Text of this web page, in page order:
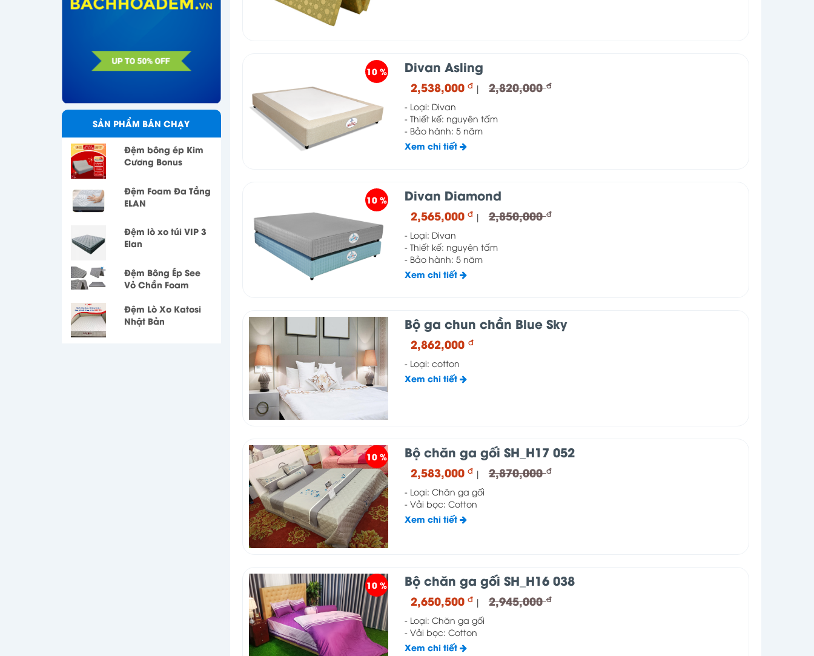
SẢN PHẨM BÁN CHẠY
Đệm bông ép Kim
Cương Bonus
Đệm Foam Đa Tầng
ELAN
Đệm lò xo túi VIP 3
Elan
Đệm Bông Ép See
Vỏ Chần Foam
Đệm Lò Xo Katosi
Nhật Bản
10 % Divan Asling
2,538,000 đ | 2,820,000đ
- Loại: Divan
- Thiết kế: nguyên tấm
- Bảo hành: 5 năm
Xem chi tiết
10 % Divan Diamond
2,565,000 đ | 2,850,000đ
- Loại: Divan
- Thiết kế: nguyên tấm
- Bảo hành: 5 năm
Xem chi tiết
Bộ ga chun chần Blue Sky
2,862,000 đ
- Loại: cotton
Xem chi tiết
10 % Bộ chăn ga gối SH_H17 052
2,583,000 đ | 2,870,000đ
- Loại: Chăn ga gối
- Vải bọc: Cotton
Xem chi tiết
10 % Bộ chăn ga gối SH_H16 038
2,650,500 đ | 2,945,000đ
- Loại: Chăn ga gối
- Vải bọc: Cotton
Xem chi tiết